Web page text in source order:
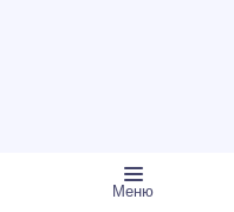
Меню